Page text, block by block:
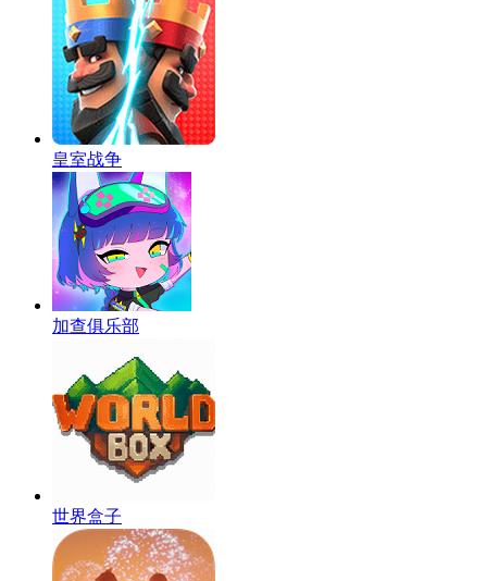
皇室战争
加查俱乐部
世界盒子